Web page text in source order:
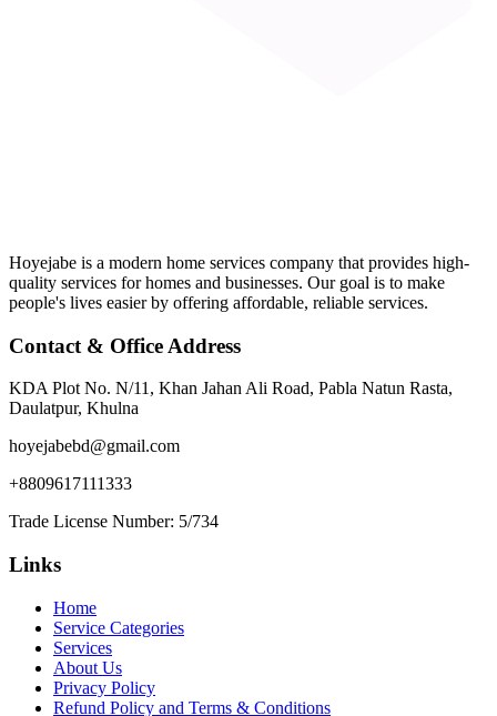
Hoyejabe is a modern home services company that provides high-
quality services for homes and businesses. Our goal is to make
people's lives easier by offering affordable, reliable services.
Contact & Office Address
KDA Plot No. N/11, Khan Jahan Ali Road, Pabla Natun Rasta,
Daulatpur, Khulna
hoyejabebd@gmail.com
+8809617111333
Trade License Number: 5/734
Links
Home
Service Categories
Services
About Us
Privacy Policy
Refund Policy and Terms & Conditions